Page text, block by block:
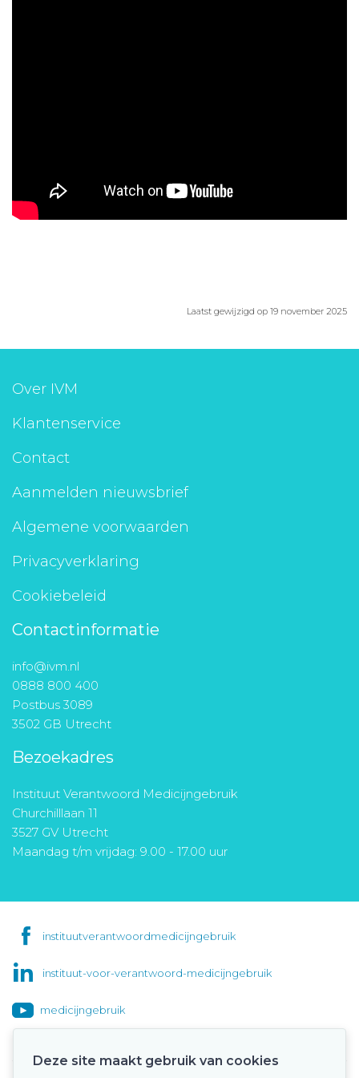
Laatst gewijzigd op 19 november 2025
Over IVM
Klantenservice
Contact
Aanmelden nieuwsbrief
Algemene voorwaarden
Privacyverklaring
Cookiebeleid
Contactinformatie
info@ivm.nl
0888 800 400
Postbus 3089
3502 GB Utrecht
Bezoekadres
Instituut Verantwoord Medicijngebruik
Churchilllaan 11
3527 GV Utrecht
Maandag t/m vrijdag: 9.00 - 17.00 uur
instituutverantwoordmedicijngebruik
instituut-voor-verantwoord-medicijngebruik
medicijngebruik
Deze site maakt gebruik van cookies